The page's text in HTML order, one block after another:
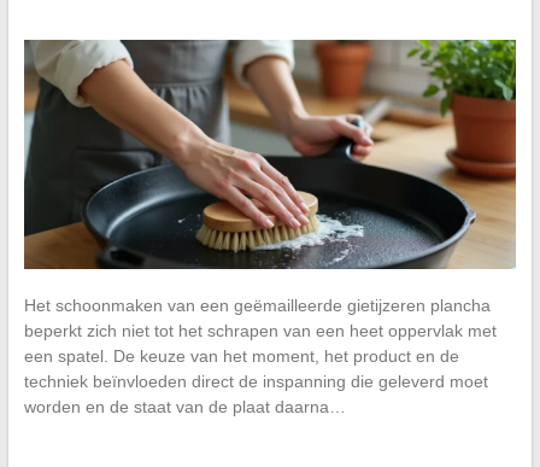
Het schoonmaken van een geëmailleerde gietijzeren plancha
beperkt zich niet tot het schrapen van een heet oppervlak met
een spatel. De keuze van het moment, het product en de
techniek beïnvloeden direct de inspanning die geleverd moet
worden en de staat van de plaat daarna…